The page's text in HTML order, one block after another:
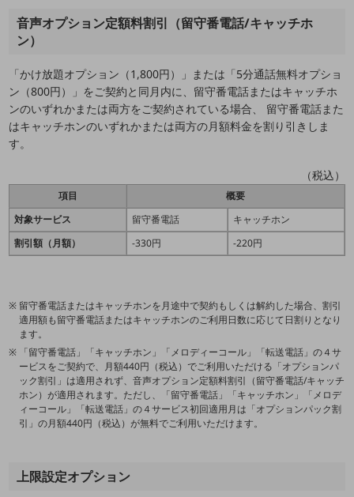
通信モジュール製品
衛星携帯電話
IOT完了済みメーカーブランド製品
料金
料金TOP
ドコモBiz データ無制限 ドコモ MAX ドコモ mini ドコモBiz かけ放題
5Gデータプラス
データプラス
IoT向け回線料金
端末の一元管理
セキュリティ
運用保守・故障紛失サポート
回線・ネットワーク
お手続き
音声オプション定額料割引（留守番電話/キャッチホ
ン）
「かけ放題オプション（1,800円）」または「5分通話無料オプショ
ン（800円）」をご契約と同月内に、留守番電話またはキャッチホ
ンのいずれかまたは両方をご契約されている場合、 留守番電話また
はキャッチホンのいずれかまたは両方の月額料金を割り引きしま
す。
（税込）
項目
概要
対象サービス
留守番電話
キャッチホン
割引額（月額）
-330円 -220円
留守番電話またはキャッチホンを月途中で契約もしくは解約した場合、割引
適用額も留守番電話またはキャッチホンのご利用日数に応じて日割りとなり
ます。
「留守番電話」「キャッチホン」「メロディーコール」「転送電話」の４サ
ービスをご契約で、月額440円（税込）でご利用いただける「オプションパ
ック割引」は適用されず、音声オプション定額料割引（留守番電話/キャッチ
ホン）が適用されます。ただし、「留守番電話」「キャッチホン」「メロデ
ィーコール」「転送電話」の４サービス初回適用月は「オプションパック割
引」の月額440円（税込）が無料でご利用いただけます。
上限設定オプション